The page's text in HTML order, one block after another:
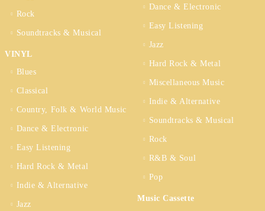
Rock
Soundtracks & Musical
VINYL
Blues
Classical
Country, Folk & World Music
Dance & Electronic
Easy Listening
Hard Rock & Metal
Indie & Alternative
Jazz
Dance & Electronic
Easy Listening
Jazz
Hard Rock & Metal
Miscellaneous Music
Indie & Alternative
Soundtracks & Musical
Rock
R&B & Soul
Pop
Music Cassette